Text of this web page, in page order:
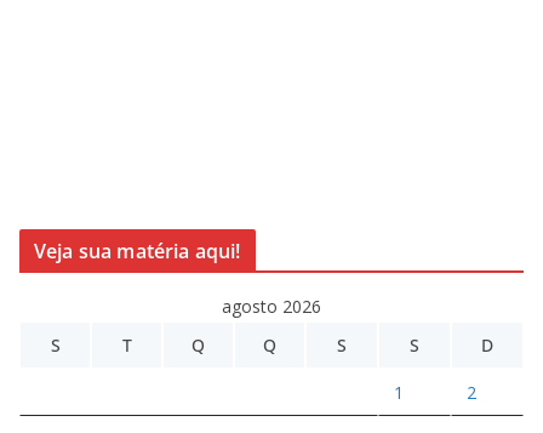
Veja sua matéria aqui!
agosto 2026
S
T Q Q S S D
1 2